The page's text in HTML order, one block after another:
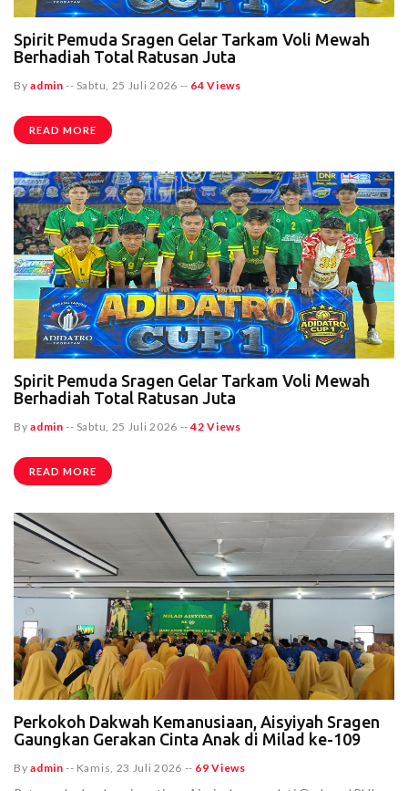
Spirit Pemuda Sragen Gelar Tarkam Voli Mewah
Berhadiah Total Ratusan Juta
Byadmin -- Sabtu, 25 Juli 2026 -- 64 Views
READ MORE
Spirit Pemuda Sragen Gelar Tarkam Voli Mewah
Berhadiah Total Ratusan Juta
Byadmin -- Sabtu, 25 Juli 2026 -- 42 Views
READ MORE
Perkokoh Dakwah Kemanusiaan, Aisyiyah Sragen
Gaungkan Gerakan Cinta Anak di Milad ke-109
Byadmin -- Kamis, 23 Juli 2026 -- 69 Views